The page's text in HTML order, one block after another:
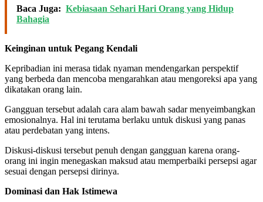
Baca Juga: Kebiasaan Sehari Hari Orang yang Hidup
Bahagia
Keinginan untuk Pegang Kendali
Kepribadian ini merasa tidak nyaman mendengarkan perspektif
yang berbeda dan mencoba mengarahkan atau mengoreksi apa yang
dikatakan orang lain.
Gangguan tersebut adalah cara alam bawah sadar menyeimbangkan
emosionalnya. Hal ini terutama berlaku untuk diskusi yang panas
atau perdebatan yang intens.
Diskusi-diskusi tersebut penuh dengan gangguan karena orang-
orang ini ingin menegaskan maksud atau memperbaiki persepsi agar
sesuai dengan persepsi dirinya.
Dominasi dan Hak Istimewa